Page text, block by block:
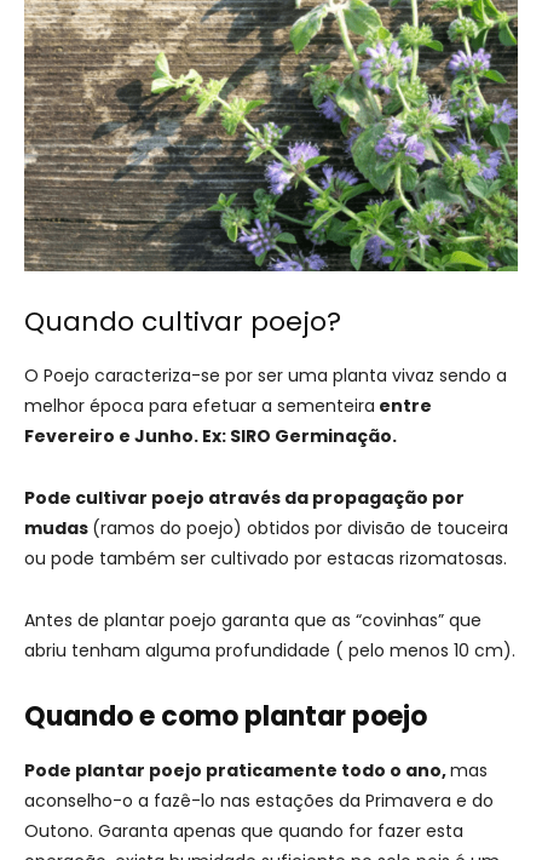
Quando cultivar poejo?
O Poejo caracteriza-se por ser uma planta vivaz sendo a
melhor época para efetuar a sementeira entre
Fevereiro e Junho. Ex: SIRO Germinação.
Pode cultivar poejo através da propagação por
mudas (ramos do poejo) obtidos por divisão de touceira
ou pode também ser cultivado por estacas rizomatosas.
Antes de plantar poejo garanta que as “covinhas” que
abriu tenham alguma profundidade ( pelo menos 10 cm).
Quando e como plantar poejo
Pode plantar poejo praticamente todo o ano,mas
aconselho-o a fazê-lo nas estações da Primavera e do
Outono. Garanta apenas que quando for fazer esta